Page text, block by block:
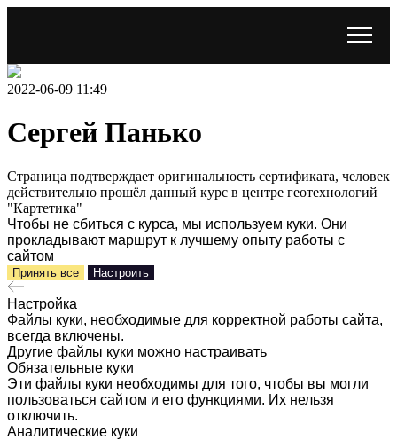
2022-06-09 11:49
Сергей Панько
Страница подтверждает оригинальность сертификата, человек
действительно прошёл данный курс в центре геотехнологий
"Картетика"
Чтобы не сбиться с курса, мы используем куки. Они
прокладывают маршрут к лучшему опыту работы с
сайтом
Принять все Настроить
Настройка
Файлы куки, необходимые для корректной работы сайта,
всегда включены.
Другие файлы куки можно настраивать
Обязательные куки
Эти файлы куки необходимы для того, чтобы вы могли
пользоваться сайтом и его функциями. Их нельзя
отключить.
Аналитические куки